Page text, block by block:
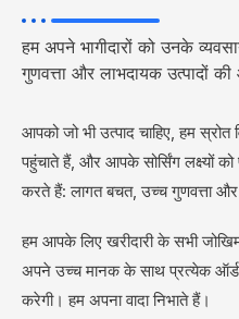
हम अपने भागीदारों को उनके
गुणवत्ता और लाभदायक उत्पादों
आपको जो भी उत्पाद चाहिए, हम
पहुंचाते हैं, और आपके सोर्सिंग लक्ष्यों
करते हैं: लागत बचत, उच्च गुणवत्ता और
हम आपके लिए खरीदारी के सभी
अपने उच्च मानक के साथ प्रत्येक
करेगी। हम अपना वादा निभाते हैं।